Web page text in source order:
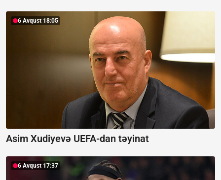
6 Avqust 18:05
Asim Xudiyevə UEFA-dan təyinat
6 Avqust 17:37